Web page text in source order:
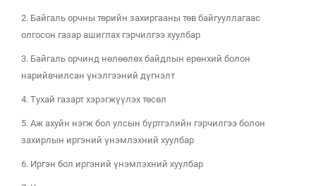
2. Байгаль орчны төрийн захиргааны төв байгууллагаас
олгосон газар ашиглах гэрчилгээ хуулбар
3. Байгаль орчинд нөлөөлөх байдлын ерөнхий болон
нарийвчилсан үнэлгээний дүгнэлт
4. Тухай газарт хэрэгжүүлэх төсөл
5. Аж ахуйн нэгж бол улсын бүртгэлийн гэрчилгээ болон
захирлын иргэний үнэмлэхний хуулбар
6. Иргэн бол иргэний үнэмлэхний хуулбар